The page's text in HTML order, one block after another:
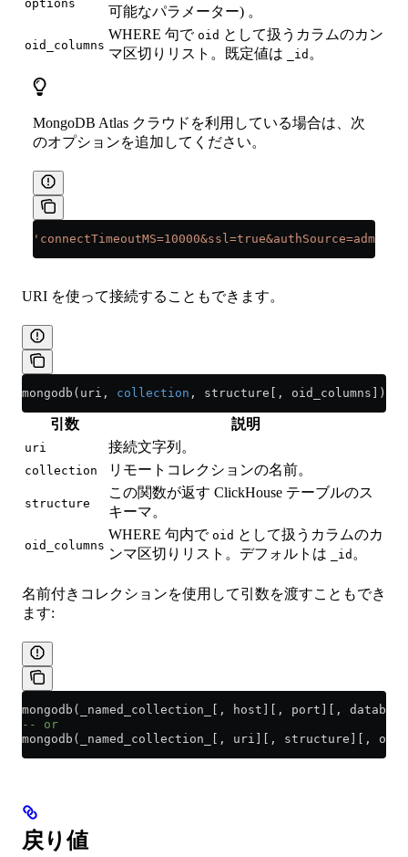
options
可能なパラメーター) 。
oid_columns
WHERE 句で oid として扱うカラムのカン
マ区切りリスト。既定値は
_id 。
MongoDB Atlas クラウドを利用している場合は、次
のオプションを追加してください。
'connectTimeoutMS=10000&ssl=true&authSource=admin'
URI を使って接続することもできます。
mongodb(uri, collection , structure[, oid_columns])
引数 説明
uri 接続文字列。
collection リモートコレクションの名前。
structure
この関数が返す ClickHouse テーブルのス
キーマ。
oid_columns
WHERE 句内で oid として扱うカラムのカ
ンマ区切りリスト。デフォルトは
_id 。
名前付きコレクションを使用して引数を渡すこともでき
ます:
mongodb(_named_collection_[, host][, port][,
-- or
mongodb(_named_collection_[, uri][, structure][,
戻り値